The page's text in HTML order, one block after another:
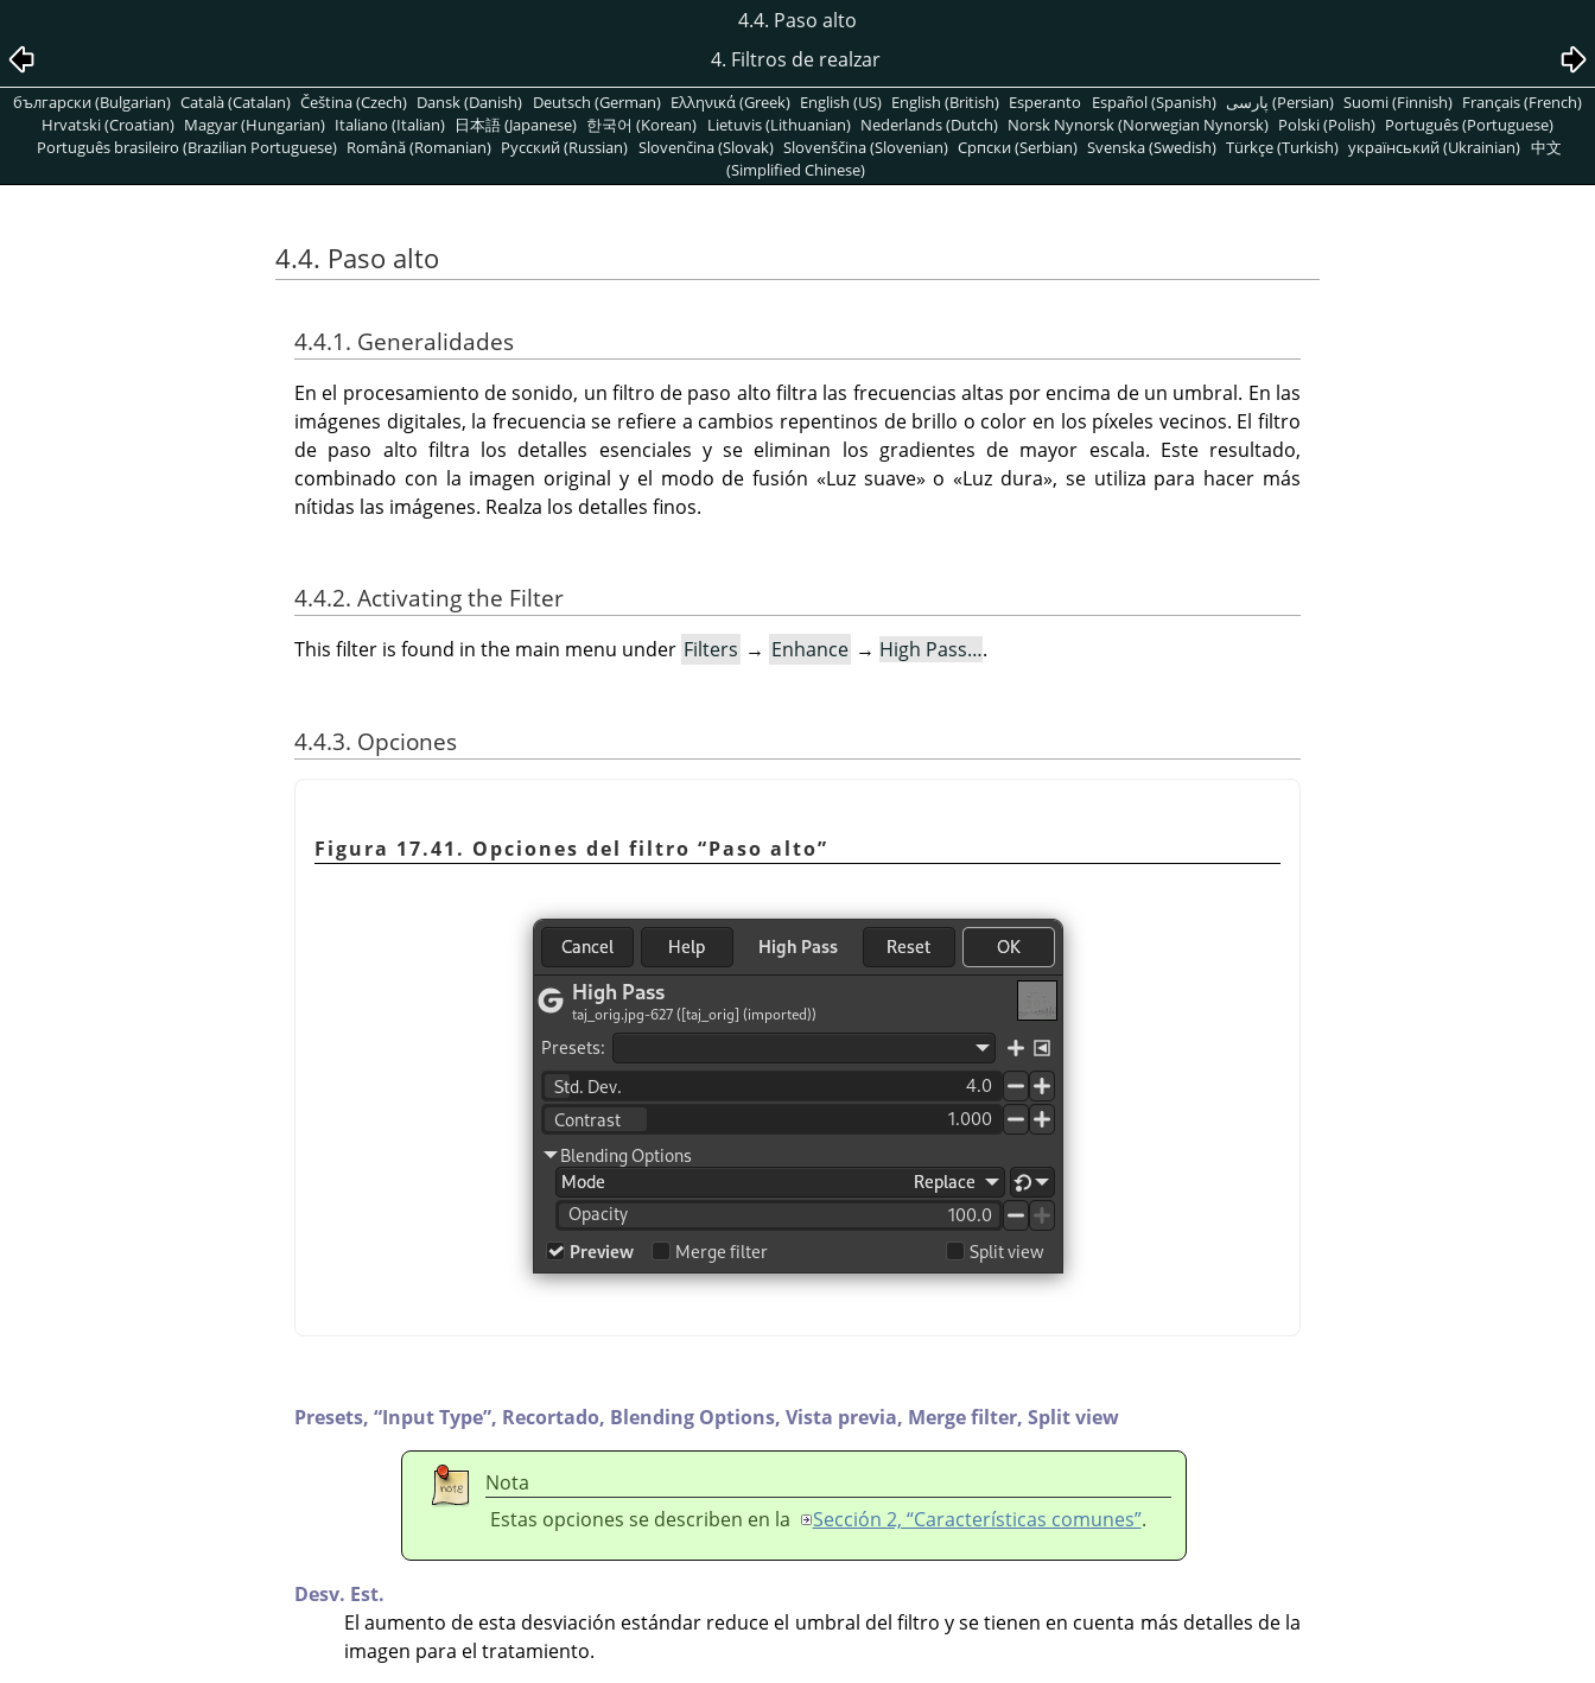
4.4. Paso alto
4. Filtros de realzar
български (Bulgarian) Català (Catalan) Čeština (Czech) Dansk (Danish) Deutsch (German) Ελληνικά (Greek) English (US) English (British) Esperanto Español (Spanish) پارسی (Persian) Suomi (Finnish) Français (French)
Hrvatski (Croatian) Magyar (Hungarian) Italiano (Italian) 日本語 (Japanese) 한국어 (Korean) Lietuvis (Lithuanian) Nederlands (Dutch) Norsk Nynorsk (Norwegian Nynorsk) Polski (Polish) Português (Portuguese)
Português brasileiro (Brazilian Portuguese) Română (Romanian) Pусский (Russian) Slovenčina (Slovak) Slovenščina (Slovenian) Српски (Serbian) Svenska (Swedish) Türkçe (Turkish) український (Ukrainian) 中文
(Simplified Chinese)
4.4. Paso alto
4.4.1. Generalidades
En el procesamiento de sonido, un filtro de paso alto filtra las frecuencias altas por encima de un umbral. En las
imágenes digitales, la frecuencia se refiere a cambios repentinos de brillo o color en los píxeles vecinos. El filtro
de paso alto filtra los detalles esenciales y se eliminan los gradientes de mayor escala. Este resultado,
combinado con la imagen original y el modo de fusión «Luz suave» o «Luz dura», se utiliza para hacer más
nítidas las imágenes. Realza los detalles finos.
4.4.2. Activating the Filter
This filter is found in the main menu under Filters → Enhance → High Pass….
4.4.3. Opciones
Figura 17.41. Opciones del filtro “Paso alto”
Presets, “Input Type”, Recortado, Blending Options, Vista previa, Merge filter, Split view
Nota
Estas opciones se describen en la
Sección 2, “Características comunes”.
Desv. Est.
El aumento de esta desviación estándar reduce el umbral del filtro y se tienen en cuenta más detalles de la
imagen para el tratamiento.